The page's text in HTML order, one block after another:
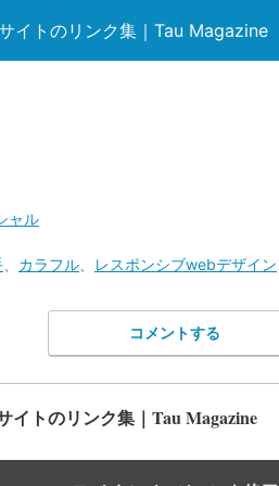
イトのリンク集｜Tau Magazine
ャル
カラフル レスポンシブwebデザイン
コメントする
イトのリンク集｜Tau Magazine